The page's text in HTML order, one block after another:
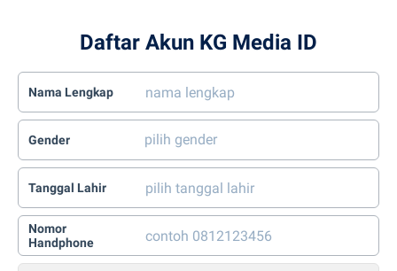
Daftar Akun KG Media ID
Nama Lengkap
Gender
Tanggal Lahir
Nomor
Handphone